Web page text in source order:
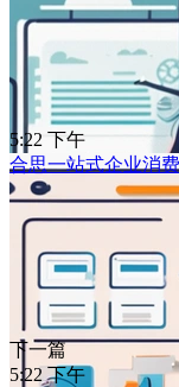
5:22 下午
合思一站式企业消
下一篇
5:22 下午